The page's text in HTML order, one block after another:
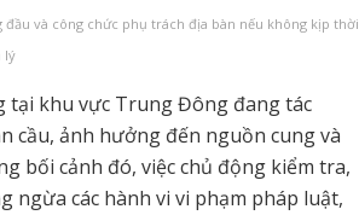
và công chức phụ trách địa bàn nếu không kịp thời
lý
tại khu vực Trung Đông đang tác
ảnh hưởng đến nguồn cung và
bối cảnh đó, việc chủ động kiểm tra,
ngừa các hành vi vi phạm pháp luật,